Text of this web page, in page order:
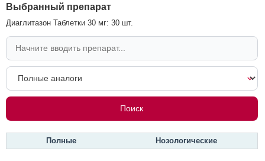
Выбранный препарат
Диаглитазон Таблетки 30 мг: 30 шт.
Полные Нозологические